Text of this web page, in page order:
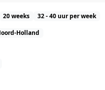
20 weeks
32 - 40 uur per week
Holland